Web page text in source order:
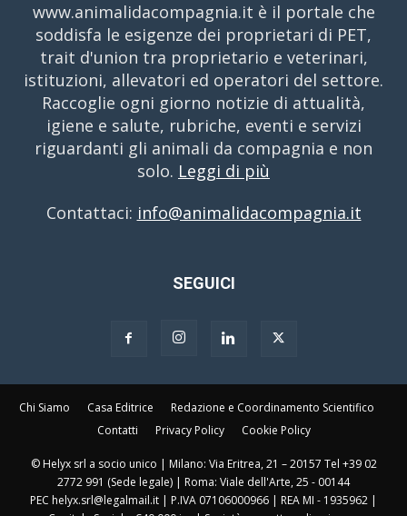
www.animalidacompagnia.it è il portale che
soddisfa le esigenze dei proprietari di PET,
trait d'union tra proprietario e veterinari,
istituzioni, allevatori ed operatori del settore.
Raccoglie ogni giorno notizie di attualità,
igiene e salute, rubriche, eventi e servizi
riguardanti gli animali da compagnia e non
solo. Leggi di più
Contattaci: info@animalidacompagnia.it
SEGUICI
Chi Siamo Casa Editrice
Redazione e Coordinamento Scientifico
Contatti
Privacy Policy Cookie Policy
© Helyx srl a socio unico | Milano: Via Eritrea, 21 – 20157 Tel +39 02
2772 991 (Sede legale) | Roma: Viale dell'Arte, 25 - 00144
PEC helyx.srl@legalmail.it | P.IVA 07106000966 | REA MI - 1935962 |